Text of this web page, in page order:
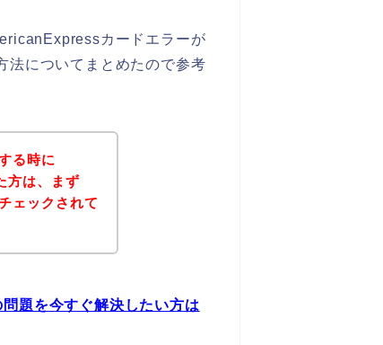
カードエラーが
法についてまとめたので参考
る時に
方は、まず
ェックされて
題を今すぐ解決したい方は